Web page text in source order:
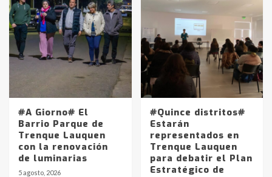
#A Giorno# El
Barrio Parque de
Trenque Lauquen
con la renovación
de luminarias
5 agosto, 2026
#Quince distritos#
Estarán
representados en
Trenque Lauquen
para debatir el Plan
Estratégico de